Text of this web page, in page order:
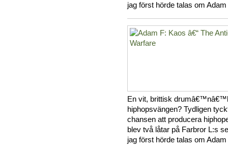
jag först hörde talas om
En vit, brittisk
hiphopsvängen? Tydligen
chansen att producera
blev två låtar på Farbror L:s
jag först hörde talas om